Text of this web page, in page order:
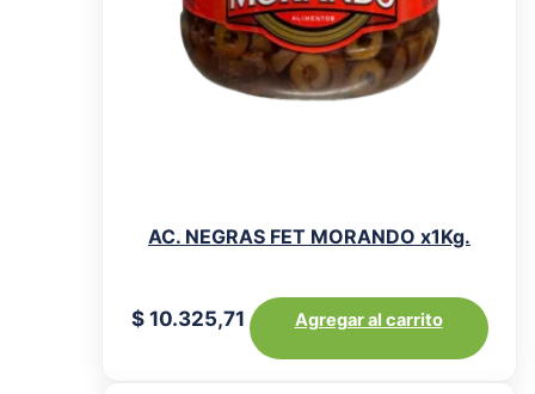
AC. NEGRAS FET MORANDO x1Kg.
$10.325,71 Agregar al carrito